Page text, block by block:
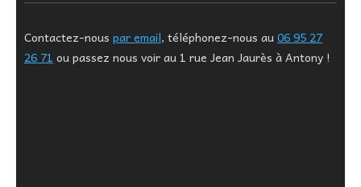
Contactez-nous par email, téléphonez-nous au06 95 27
26 71 ou passez nous voir au 1 rue Jean Jaurès à Antony !